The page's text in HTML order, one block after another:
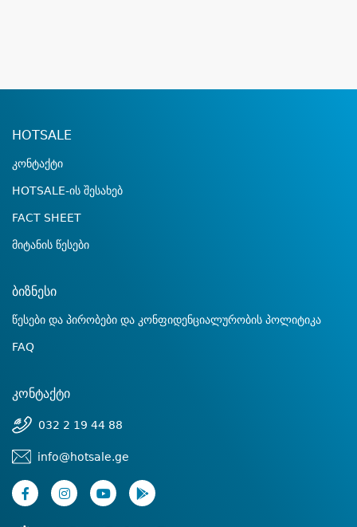
HOTSALE
კონტაქტი
HOTSALE-ის შესახებ
FACT SHEET
მიტანის წესები
ბიზნესი
წესები და პირობები და კონფიდენციალურობის პოლიტიკა
FAQ
კონტაქტი
032 2 19 44 88
info@hotsale.ge